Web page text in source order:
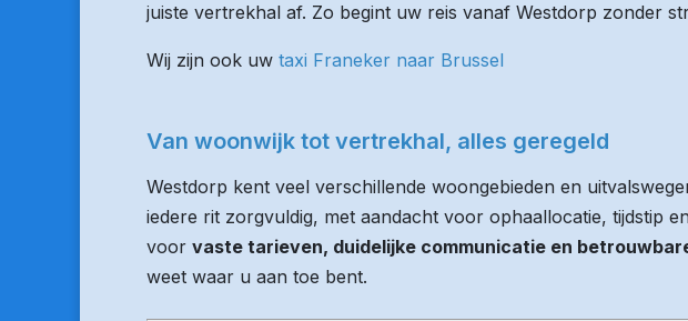
juiste vertrekhal af. Zo begint uw reis vanaf Westdorp zonder
Wij zijn ook uw taxi Franeker naar Brussel
Van woonwijk tot vertrekhal, alles geregeld
Westdorp kent veel verschillende woongebieden en
iedere rit zorgvuldig, met aandacht voor ophaallocatie, tijdstip
voor vaste tarieven, duidelijke communicatie en
weet waar u aan toe bent.